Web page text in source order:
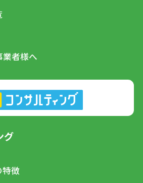
業者様へ
グ
特徴